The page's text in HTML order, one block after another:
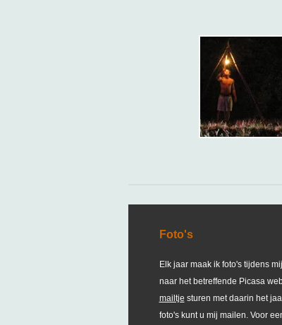
Foto's
Elk jaar maak ik foto's tijdens
naar het betreffende Picasa
mailtje sturen met daarin het
foto's kunt u mij mailen. Voor